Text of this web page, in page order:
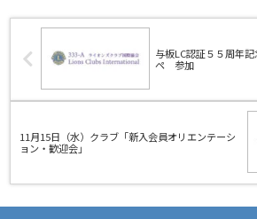
与板LC認証５５周年
ペ 参加
11月15日（水）クラブ「新入会員オリエンテーシ
ョン・歓迎会」